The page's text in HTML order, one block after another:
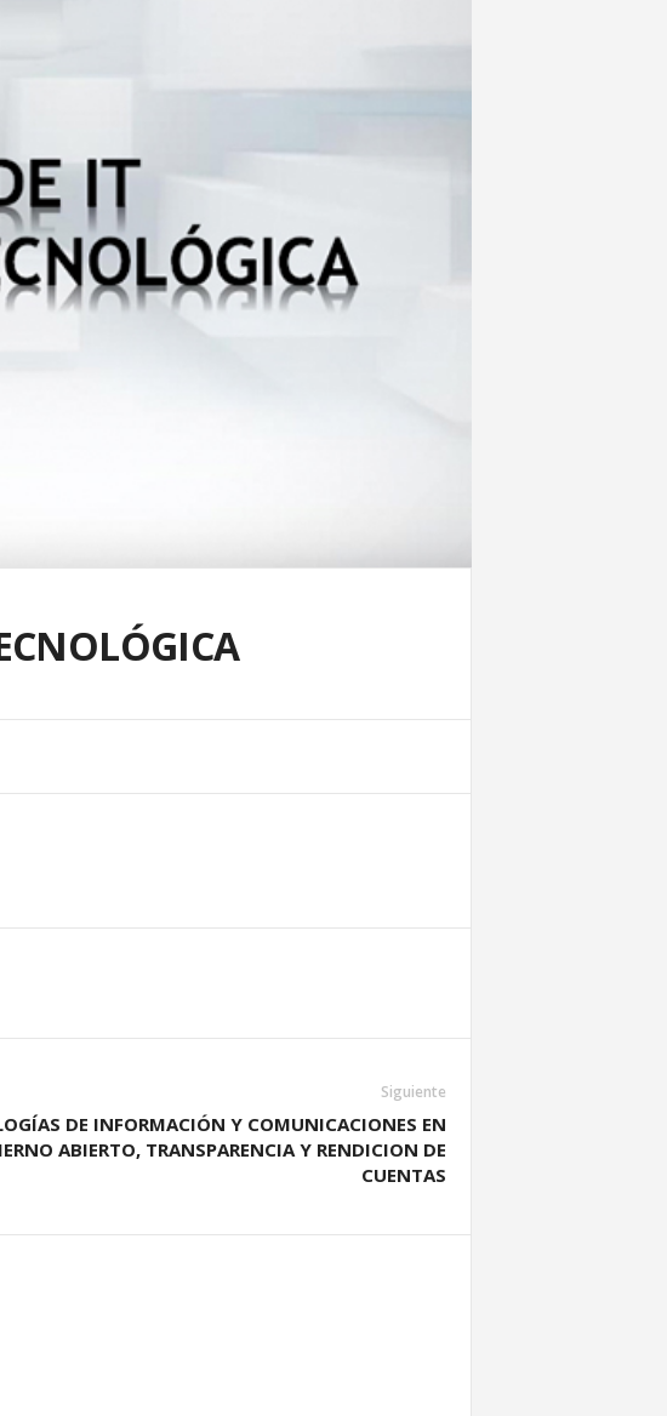
Siguiente
DE INFORMACIÓN Y COMUNICACIONES EN
ABIERTO, TRANSPARENCIA Y RENDICION DE
CUENTAS